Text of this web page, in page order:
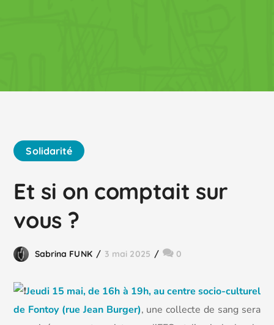
Solidarité
Et si on comptait sur
vous ?
Sabrina FUNK 3 mai 2025 0
Jeudi 15 mai, de 16h à 19h, au centre socio-culturel
de Fontoy (rue Jean Burger), une collecte de sang sera